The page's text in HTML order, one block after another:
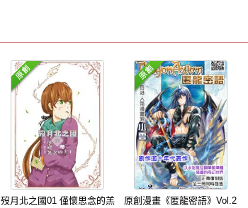
歿月北之國01 僅懷思念的羔
原創漫畫《匿龍密語》Vol.2